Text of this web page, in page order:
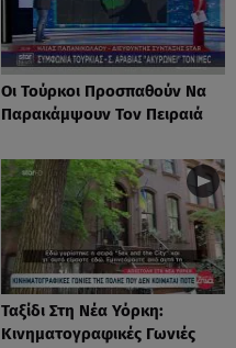
Οι Τούρκοι Προσπαθούν Να
Παρακάμψουν Τον Πειραιά
Ταξίδι Στη Νέα Υόρκη:
Κινηματογραφικές Γωνιές